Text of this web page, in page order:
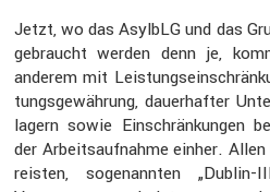
Jetzt, wo das AsylbLG und das
gebraucht werden denn je,
anderem mit
tungs­ge­wäh­rung, dauer­hafter
la­gern sowie Einschrän­kungen
der Arbeits­auf­nahme einher.
reisten, sogenannten